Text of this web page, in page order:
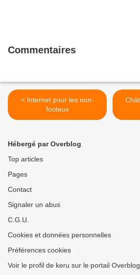
Commentaires
< Internet pour les non-
footeux
Hébergé par Overblog
Top articles
Pages
Contact
Signaler un abus
C.G.U.
Cookies et données personnelles
Préférences cookies
Voir le profil de keru sur le portail Overblog